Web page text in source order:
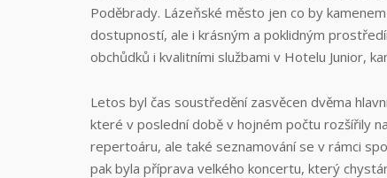
Poděbrady. Lázeňské město jen co by
dostupností, ale i krásným a poklidným
obchůdků i kvalitními službami v Hotelu Junior,
Letos byl čas soustředění zasvěcen dvěma
které v poslední době v hojném počtu rozšířily
repertoáru, ale také seznamování se v rámci
pak byla příprava velkého koncertu, který